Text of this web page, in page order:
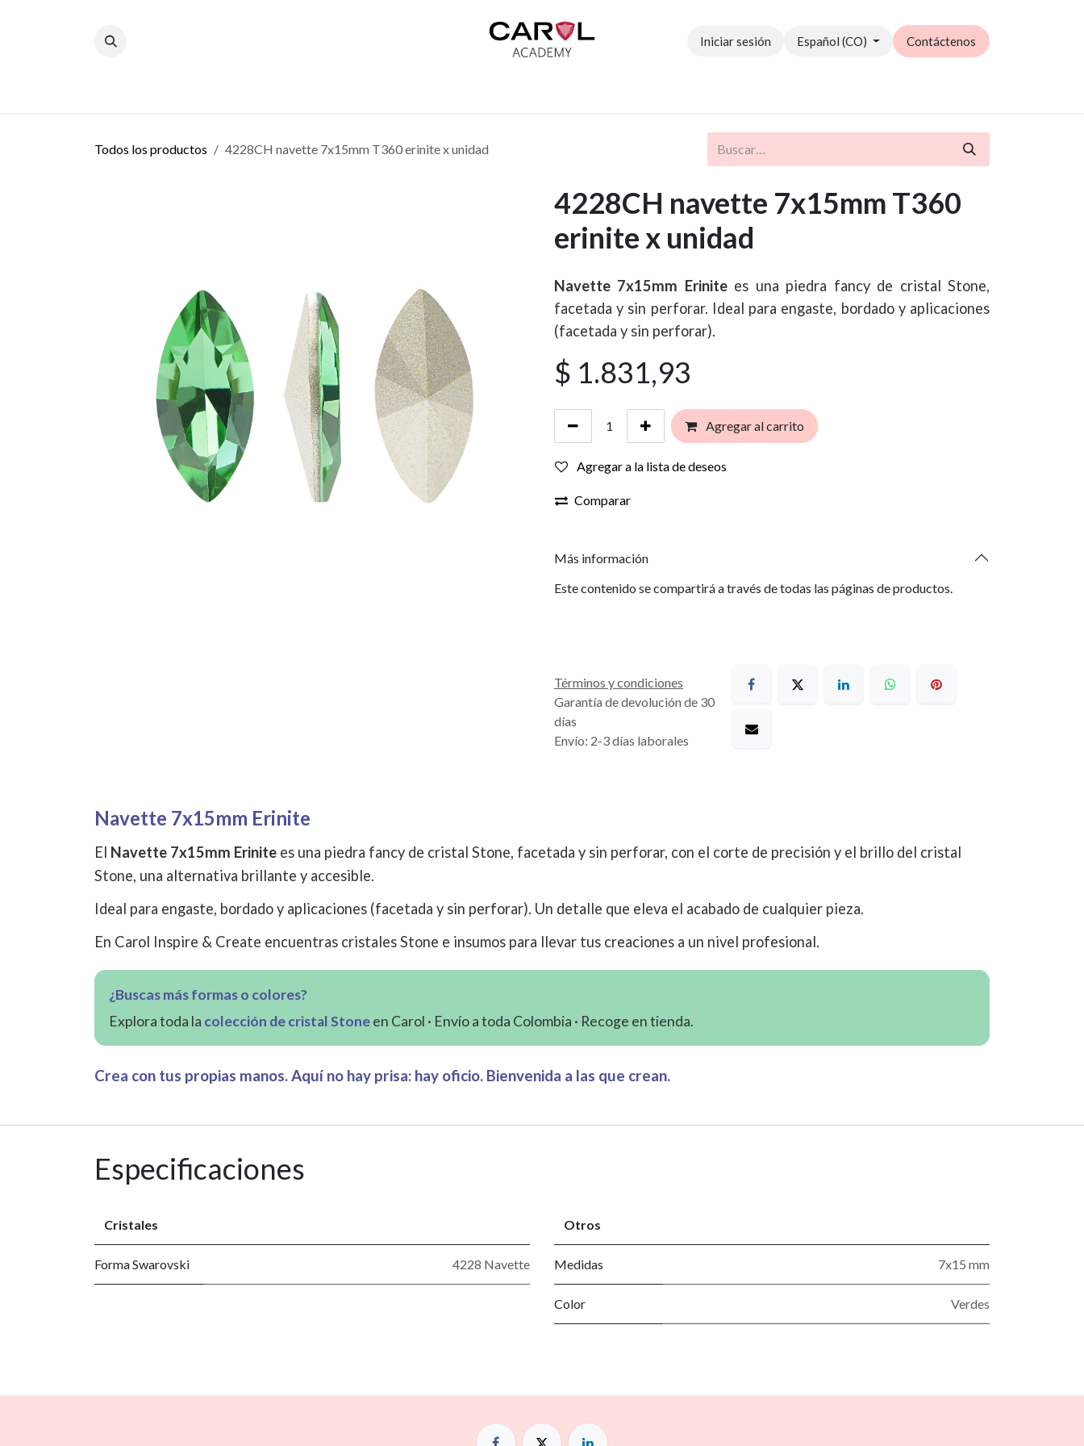
Iniciar sesión Español (CO) Contáctenos
Todos los productos 4228CH navette 7x15mm T360 erinite x unidad
4228CH navette 7x15mm T360
erinite x unidad
Navette 7x15mm Erinitees una piedra fancy de cristal Stone,
facetada y sin perforar. Ideal para engaste, bordado y aplicaciones
(facetada y sin perforar).
$ 1.831,93
Agregar al carrito
Agregar a la lista de deseos
Comparar
Más información
Este contenido se compartirá a través de todas las páginas de productos.
Términos y condiciones
Garantía de devolución de 30
días
Envío: 2-3 días laborales
Navette 7x15mm Erinite
El Navette 7x15mm Erinite es una piedra fancy de cristal Stone, facetada y sin perforar, con el corte de precisión y el brillo del cristal
Stone, una alternativa brillante y accesible.
Ideal para engaste, bordado y aplicaciones (facetada y sin perforar). Un detalle que eleva el acabado de cualquier pieza.
En Carol Inspire & Create encuentras cristales Stone e insumos para llevar tus creaciones a un nivel profesional.
¿Buscas más formas o colores?
Explora toda la colección de cristal Stoneen Carol · Envío a toda Colombia · Recoge en tienda.
Crea con tus propias manos. Aquí no hay prisa: hay oficio. Bienvenida a las que crean.
Especificaciones
Cristales
Forma Swarovski 4228 Navette
Otros
Medidas 7x15 mm
Color Verdes